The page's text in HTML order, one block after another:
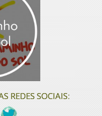
REDES SOCIAIS: